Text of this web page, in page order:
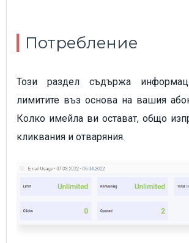
Потребление
Този раздел съдържа
лимитите въз основа на вашия
Колко имейла ви остават, общо
кликвания и отваряния.